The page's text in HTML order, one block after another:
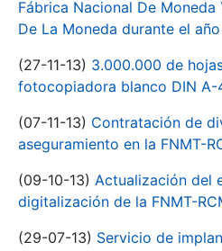
Fábrica Nacional De Moneda
De La Moneda durante el
(27-11-13) 3.000.000 de
fotocopiadora blanco DIN A-
(07-11-13) Contratación de
aseguramiento en la FNMT-
(09-10-13) Actualización del
digitalización de la FNMT-
(29-07-13) Servicio de